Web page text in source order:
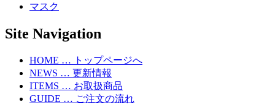
マスク
Site Navigation
HOME … トップページへ
NEWS … 更新情報
ITEMS … お取扱商品
GUIDE … ご注文の流れ